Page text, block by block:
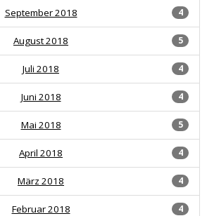
4
September 2018
5
August 2018
4
Juli 2018
4
Juni 2018
5
Mai 2018
4
April 2018
4
März 2018
4
Februar 2018